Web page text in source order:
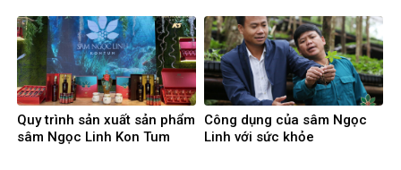
Quy trình sản xuất sản phẩm
sâm Ngọc Linh Kon Tum
Công dụng của sâm Ngọc
Linh với sức khỏe